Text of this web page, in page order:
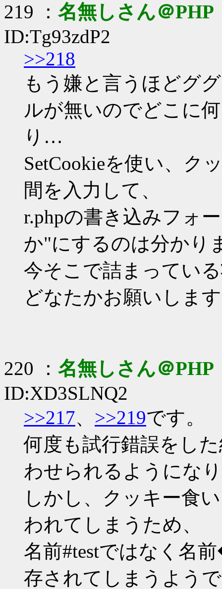
219 ： 名無しさん＠PHP
ID:Tg93zdP2
>>218
もう嫌と言うほどグ
ルが無いのでどこに
り…
SetCookieを使い、ク
間を入力して、
r.phpの書き込みフォ
か"にするのは分かり
今そこで詰まってい
どなたかお願いしま
220 ： 名無しさん＠PHP
ID:XD3SLNQ2
>>217、 >>219です。
何度も試行錯誤をし
わせられるようにな
しかし、クッキー食
われてしまうため、
名前#testではなく名
存されてしまうよう